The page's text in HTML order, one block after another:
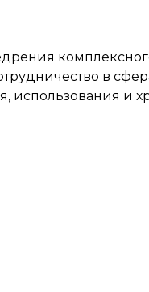
в
использования и